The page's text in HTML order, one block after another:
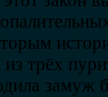
из трёх
замуж